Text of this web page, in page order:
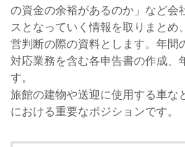
の資金の余裕があるのか」など会
スとなっていく情報を取りまとめ
営判断の際の資料とします。年間
対応業務を含む各申告書の作成、
す。
旅館の建物や送迎に使用する車な
における重要なポジションです。